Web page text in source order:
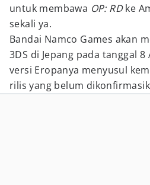
untuk membawa OP: RDke
sekali ya.
Bandai Namco Games akan
3DS di Jepang pada tanggal 8
versi Eropanya menyusul
rilis yang belum